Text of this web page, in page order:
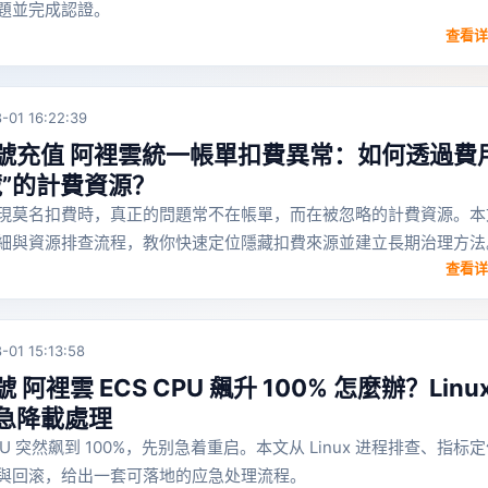
並完成認證。
查看
01 16:22:39
充值 阿裡雲統一帳單扣費異常：如何透過費
的計費資源？
莫名扣費時，真正的問題常不在帳單，而在被忽略的計費資源。
與資源排查流程，教你快速定位隱藏扣費來源並建立長期治理方
查看
01 15:13:58
阿裡雲 ECS CPU 飆升 100% 怎麼辦？
降載處理
突然飙到 100%，先别急着重启。本文从 Linux 进程排查、指标
回滚，给出一套可落地的应急处理流程。